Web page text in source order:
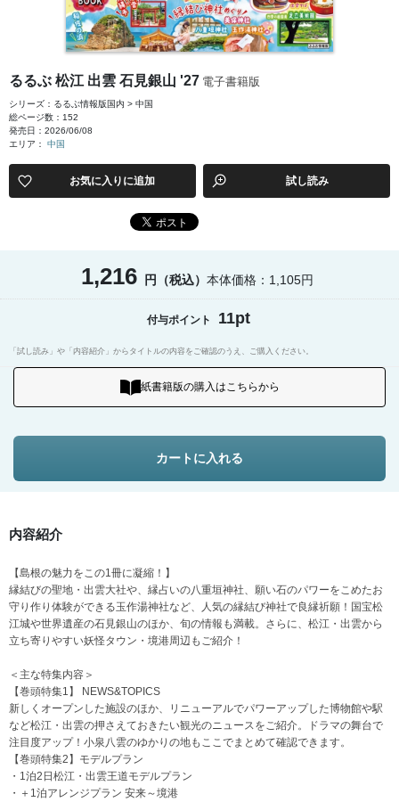
るるぶ 松江 出雲 石見銀山 '27 電子書籍版
シリーズ：るるぶ情報版国内 > 中国
総ページ数：152
発売日：2026/06/08
エリア： 中国
お気に入りに追加 試し読み
1,216 円（税込） 本体価格：1,105円
付与ポイント 11pt
「試し読み」や「内容紹介」からタイトルの内容をご確認のうえ、ご購入ください。
紙書籍版の購入はこちらから
カートに入れる
内容紹介
【島根の魅力をこの1冊に凝縮！】
縁結びの聖地・出雲大社や、縁占いの八重垣神社、願い石のパワーをこめたお
守り作り体験ができる玉作湯神社など、人気の縁結び神社で良縁祈願！国宝松
江城や世界遺産の石見銀山のほか、旬の情報も満載。さらに、松江・出雲から
立ち寄りやすい妖怪タウン・境港周辺もご紹介！
＜主な特集内容＞
【巻頭特集1】 NEWS&TOPICS
新しくオープンした施設のほか、リニューアルでパワーアップした博物館や駅
など松江・出雲の押さえておきたい観光のニュースをご紹介。ドラマの舞台で
注目度アップ！小泉八雲のゆかりの地もここでまとめて確認できます。
【巻頭特集2】モデルプラン
・1泊2日松江・出雲王道モデルプラン
・＋1泊アレンジプラン 安来～境港